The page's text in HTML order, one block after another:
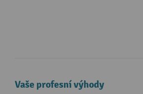
Vaše profesní výhody